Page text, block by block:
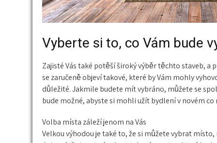
Vyberte si to, co Vám bude
Zajisté Vás také potěší široký výběr těchto staveb, a
se zaručeně objeví takové, které by Vám mohly
důležité. Jakmile budete mít vybráno, můžete se
bude možné, abyste si mohli užít bydlení v novém co
Volba místa záleží jenom na Vás
Velkou výhodou je také to, že si můžete vybrat